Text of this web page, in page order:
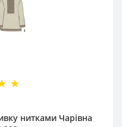
нитками Чарівна